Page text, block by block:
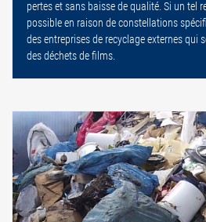
pertes et sans baisse de qualité. Si un tel
possible en raison de constellations
des entreprises de recyclage externes qui
des déchets de films.